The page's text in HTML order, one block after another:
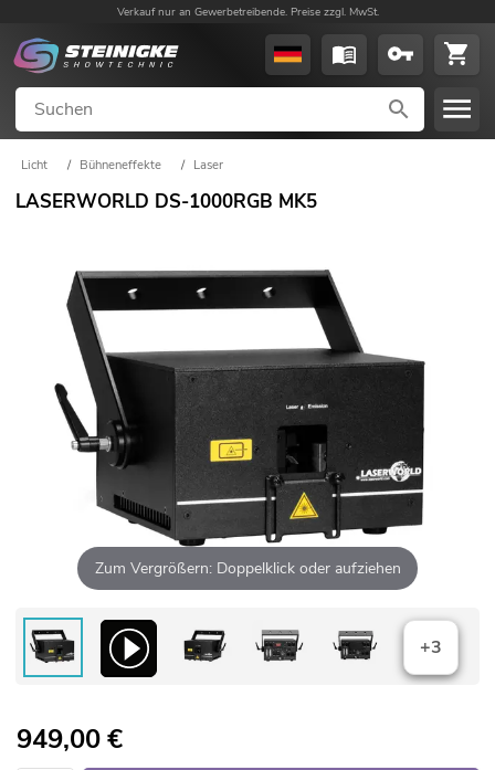
Verkauf nur an Gewerbetreibende. Preise zzgl. MwSt.
Licht / Bühneneffekte / Laser
LASERWORLD DS-1000RGB MK5
Zum Vergrößern: Doppelklick oder aufziehen
+3
949,00€